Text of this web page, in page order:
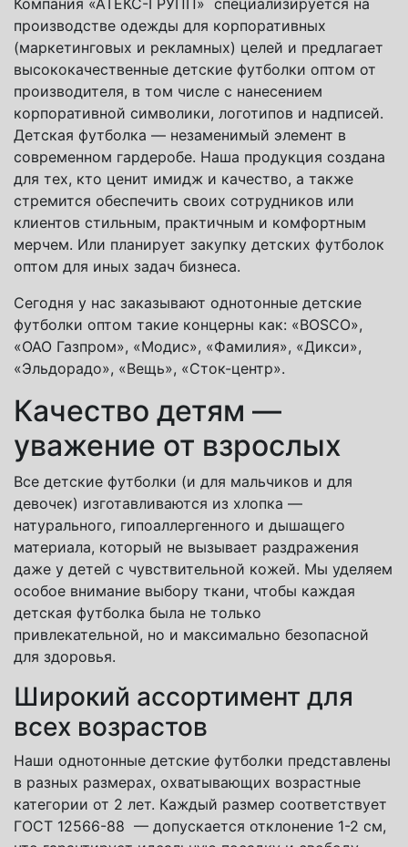
Компания «АТЕКС-ГРУПП» специализируется на
производстве одежды для корпоративных
(маркетинговых и рекламных) целей и предлагает
высококачественные детские футболки оптом от
производителя, в том числе с нанесением
корпоративной символики, логотипов и надписей.
Детская футболка — незаменимый элемент в
современном гардеробе. Наша продукция создана
для тех, кто ценит имидж и качество, а также
стремится обеспечить своих сотрудников или
клиентов стильным, практичным и комфортным
мерчем. Или планирует закупку детских футболок
оптом для иных задач бизнеса.
Сегодня у нас заказывают однотонные детские
футболки оптом такие концерны как: «BOSCO»,
«ОАО Газпром», «Модис», «Фамилия», «Дикси»,
«Эльдорадо», «Вещь», «Сток-центр».
Качество детям —
уважение от взрослых
Все детские футболки (и для мальчиков и для
девочек) изготавливаются из хлопка —
натурального, гипоаллергенного и дышащего
материала, который не вызывает раздражения
даже у детей с чувствительной кожей. Мы уделяем
особое внимание выбору ткани, чтобы каждая
детская футболка была не только
привлекательной, но и максимально безопасной
для здоровья.
Широкий ассортимент для
всех возрастов
Наши однотонные детские футболки представлены
в разных размерах, охватывающих возрастные
категории от 2 лет. Каждый размер соответствует
ГОСТ 12566-88 — допускается отклонение 1-2 см,